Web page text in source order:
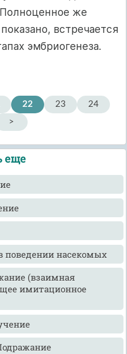
же
встречается
эмбриогенеза.
22 23
24
>
еще
поведении насекомых
(взаимная
имитационное